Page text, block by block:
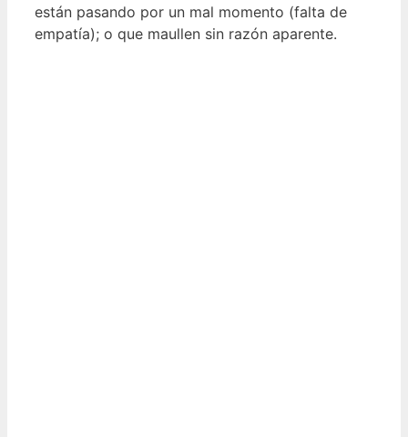
están pasando por un mal momento (falta de
empatía); o que maullen sin razón aparente.